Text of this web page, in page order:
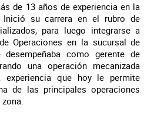
de 13 años de experiencia en la
Inició su carrera en el rubro de
para luego integrarse a
Operaciones en la sucursal de
como gerente de
una operación mecanizada
experiencia que hoy le permite
de las principales operaciones